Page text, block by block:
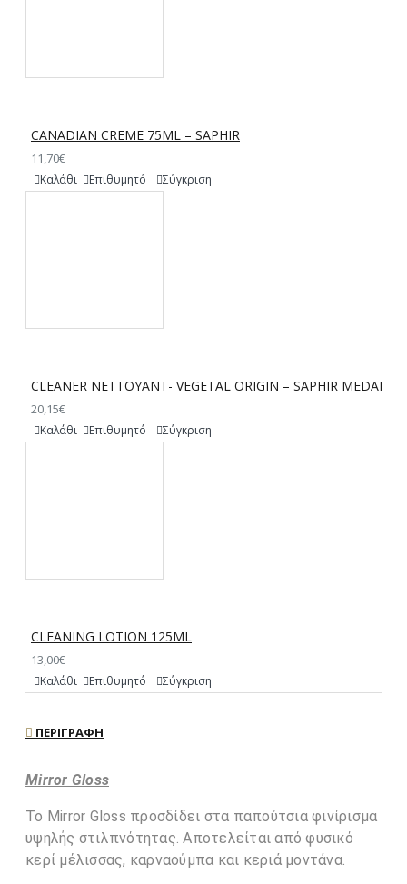
CANADIAN CREME 75ML – SAPHIR
11,70€
Καλάθι Επιθυμητό Σύγκριση
CLEANER NETTOYANT- VEGETAL ORIGIN – SAPHIR MEDAILLE
20,15€
Καλάθι Επιθυμητό Σύγκριση
CLEANING LOTION 125ML
13,00€
Καλάθι Επιθυμητό Σύγκριση
ΠΕΡΙΓΡΑΦΉ
Mirror Gloss
Το Mirror Gloss προσδίδει στα παπούτσια φινίρισμα
υψηλής στιλπνότητας. Αποτελείται από φυσικό
κερί μέλισσας, καρναούμπα και κεριά μοντάνα.